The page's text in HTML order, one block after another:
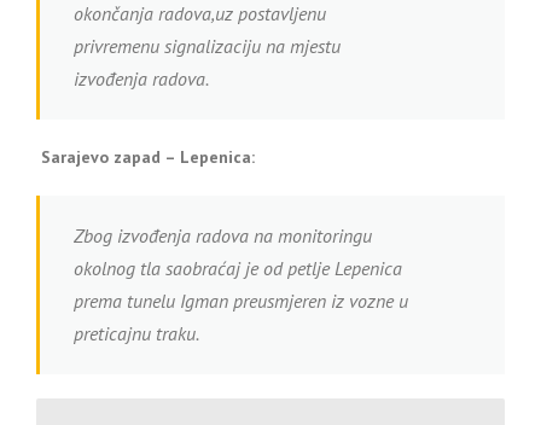
okončanja radova,uz postavljenu
privremenu signalizaciju na mjestu
izvođenja radova.
Sarajevo zapad – Lepenica:
Zbog izvođenja radova na monitoringu
okolnog tla saobraćaj je od petlje Lepenica
prema tunelu Igman preusmjeren iz vozne u
preticajnu traku.